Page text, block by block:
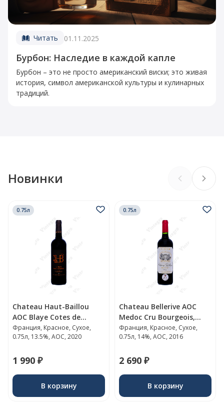
Читать 01.11.2025
Бурбон: Наследие в каждой капле
Бурбон – это не просто американский виски; это живая
история, символ американской культуры и кулинарных
традиций.
Новинки
0.75л
Chateau Haut-Baillou
AOC Blaye Cotes de
Bordeaux, 2020, сухое,
0.75 л., 13.5%, Франция
Франция, Красное, Сухое,
0.75л, 13.5%, AOC, 2020
1 990 ₽
В корзину
0.75л
Chateau Bellerive AOC
Medoc Cru Bourgeois,
2016, сухое, 0.75 л., 14%,
Франция
Франция, Красное, Сухое,
0.75л, 14%, AOC, 2016
2 690 ₽
В корзину